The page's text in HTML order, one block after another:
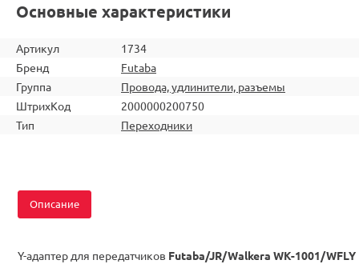
Основные характеристики
Артикул
1734
Бренд
Futaba
Группа
Провода, удлинители, разъемы
ШтрихКод
2000000200750
Тип
Переходники
Описание
Y-адаптер для передатчиков Futaba/JR/Walkera WK-1001/WFLY